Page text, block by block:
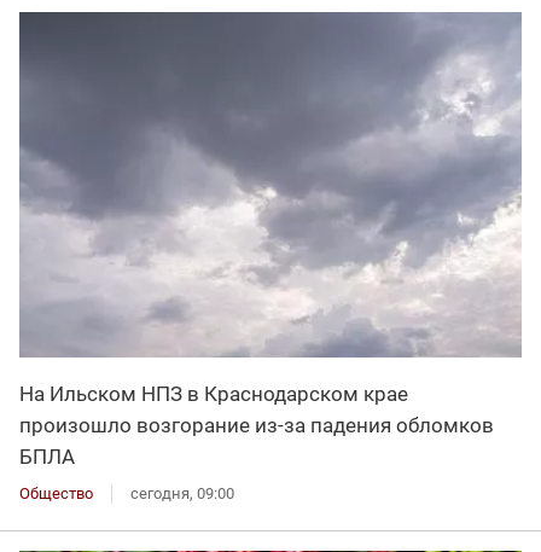
На Ильском НПЗ в Краснодарском крае
произошло возгорание из-за падения обломков
БПЛА
Общество сегодня, 09:00